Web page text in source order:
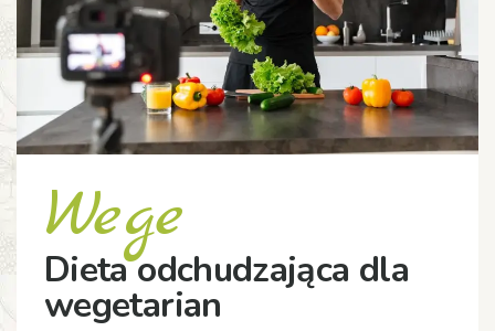
Wege
Dieta odchudzająca dla
wegetarian